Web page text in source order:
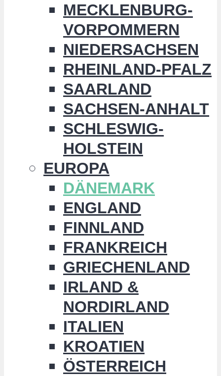
MECKLENBURG-
VORPOMMERN
NIEDERSACHSEN
RHEINLAND-PFALZ
SAARLAND
SACHSEN-ANHALT
SCHLESWIG-
HOLSTEIN
EUROPA
DÄNEMARK
ENGLAND
FINNLAND
FRANKREICH
GRIECHENLAND
IRLAND &
NORDIRLAND
ITALIEN
KROATIEN
ÖSTERREICH